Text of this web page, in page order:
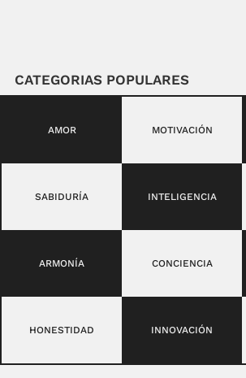
CATEGORIAS POPULARES
AMOR MOTIVACIÓN
SABIDURÍA INTELIGENCIA
ARMONÍA CONCIENCIA
HONESTIDAD INNOVACIÓN